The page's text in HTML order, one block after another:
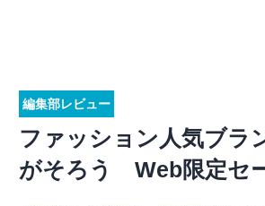
編集部レビュー
ファッション人気ブラ
がそろう Web限定セ